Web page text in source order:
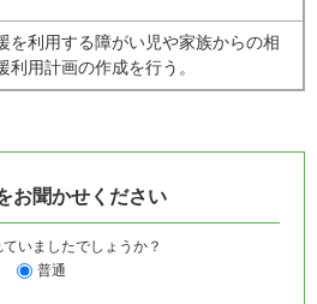
を利用する障がい児や家族からの相
利用計画の作成を行う。
お聞かせください
いましたでしょうか？
普通